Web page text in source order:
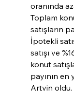
oranında
Toplam
satışların
İpotekli
satışı ve
konut
payının en
Artvin oldu.